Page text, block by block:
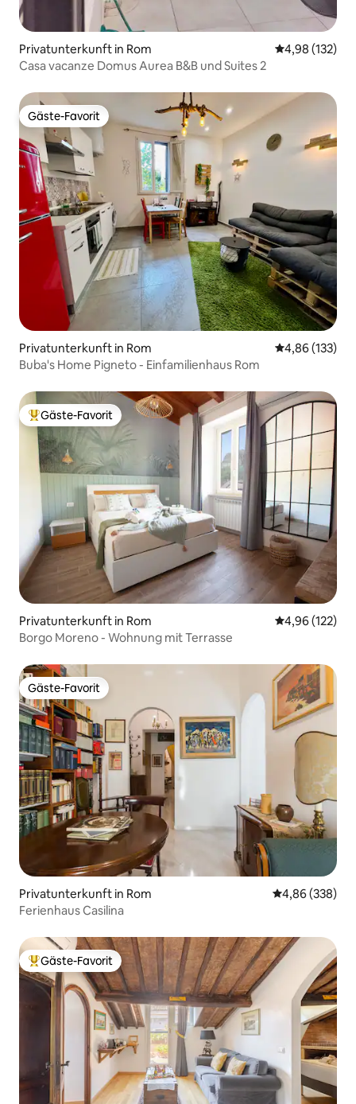
Privatunterkunft in Rom
4,98 (132)
Casa vacanze Domus Aurea B&B und Suites 2
Gäste-Favorit
Gäste-Favorit
Privatunterkunft in Rom
4,86 (133)
Buba's Home Pigneto - Einfamilienhaus Rom
Beliebter Gäste-Favorit.
Gäste-Favorit
Privatunterkunft in Rom
4,96 (122)
Borgo Moreno - Wohnung mit Terrasse
Gäste-Favorit
Gäste-Favorit
Privatunterkunft in Rom
4,86 (338)
Ferienhaus Casilina
Beliebter Gäste-Favorit.
Gäste-Favorit